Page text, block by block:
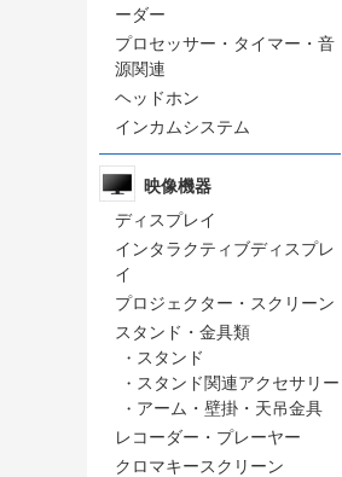
ーダー
プロセッサー・タイマー・音
源関連
ヘッドホン
インカムシステム
映像機器
ディスプレイ
インタラクティブディスプレ
イ
プロジェクター・スクリーン
スタンド・金具類
・ スタンド
・ スタンド関連アクセサリー
・ アーム・壁掛・天吊金具
レコーダー・プレーヤー
クロマキースクリーン